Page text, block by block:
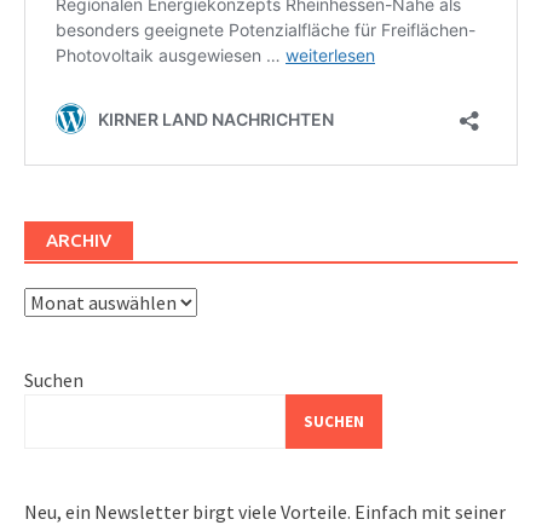
ARCHIV
Archiv
Suchen
SUCHEN
Neu, ein Newsletter birgt viele Vorteile. Einfach mit seiner